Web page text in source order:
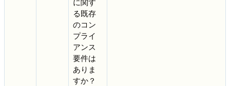
る既存
のコン
プライ
アンス
要件は
ありま
すか？